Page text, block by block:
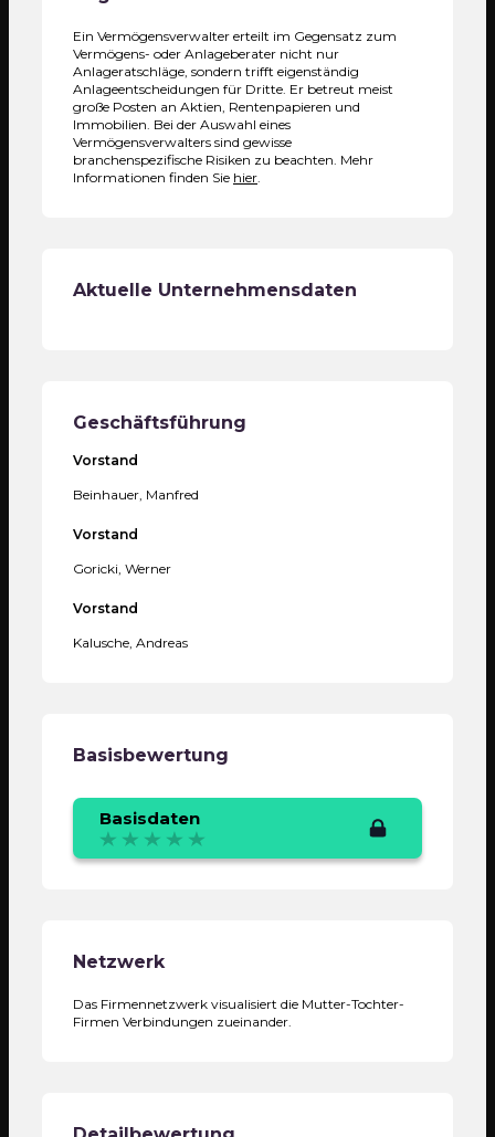
Ein Vermögensverwalter erteilt im Gegensatz zum
Vermögens- oder Anlageberater nicht nur
Anlageratschläge, sondern trifft eigenständig
Anlageentscheidungen für Dritte. Er betreut meist
große Posten an Aktien, Rentenpapieren und
Immobilien. Bei der Auswahl eines
Vermögensverwalters sind gewisse
branchenspezifische Risiken zu beachten. Mehr
Informationen finden Sie hier
Aktuelle Unternehmensdaten
Geschäftsführung
Vorstand
Beinhauer, Manfred
Vorstand
Goricki, Werner
Vorstand
Kalusche, Andreas
Basisbewertung
Basisdaten
Netzwerk
Das Firmennetzwerk visualisiert die Mutter-Tochter-
Firmen Verbindungen zueinander.